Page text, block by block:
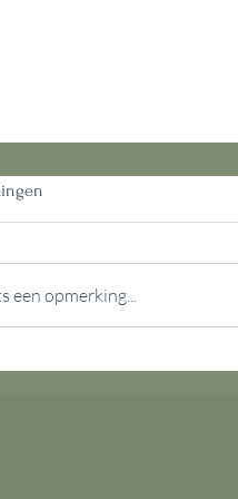
een opmerking...